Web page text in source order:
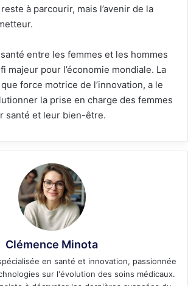
à parcourir, mais l’avenir de la
entre les femmes et les hommes
majeur pour l’économie mondiale. La
force motrice de l’innovation, a le
la prise en charge des femmes
santé et leur bien-être.
Clémence Minota
en santé et innovation, passionnée
sur l'évolution des soins médicaux.